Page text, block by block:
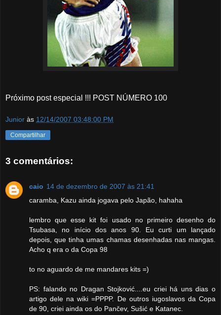
Próximo post especial !!! POST NÚMERO 100
Junior às 12/14/2007 03:48:00 PM
Compartilhar
3 comentários:
caio 14 de dezembro de 2007 às 21:41
caramba, Kazu ainda jogava pelo Japão, hahaha
lembro que esse kit foi usado no primeiro desenho do
Tsubasa, no início dos anos 90. Eu curti um lançado
depois, que tinha umas chamas desenhadas nas mangas.
Acho q era o da Copa 98
to no aguardo de me mandares kits =)
PS: falando no Dragan Stojković....eu criei há uns dias o
artigo dele na wiki =PPPP. De outros iugoslavos da Copa
de 90, criei ainda os do Pančev, Sušić e Katanec.